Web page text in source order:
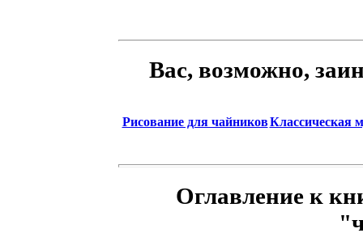
Вас, возможно,
Рисование для чайниковКлассическая
Оглавление к